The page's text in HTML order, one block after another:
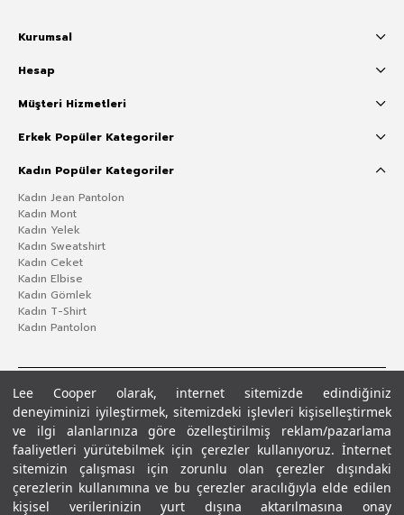
Lee Cooper olarak, internet sitemizde edindiğiniz
deneyiminizi iyileştirmek, sitemizdeki işlevleri kişiselleştirmek
ve ilgi alanlarınıza göre özelleştirilmiş reklam/pazarlama
faaliyetleri yürütebilmek için çerezler kullanıyoruz. İnternet
sitemizin çalışması için zorunlu olan çerezler dışındaki
çerezlerin kullanımına ve bu çerezler aracılığıyla elde edilen
kişisel verilerinizin yurt dışına aktarılmasına onay
Kurumsal
Hesap
Müşteri Hizmetleri
Erkek Popüler Kategoriler
Kadın Popüler Kategoriler
Kadın Jean Pantolon
Kadın Mont
Kadın Yelek
Kadın Sweatshirt
Kadın Ceket
Kadın Elbise
Kadın Gömlek
Kadın T-Shirt
Kadın Pantolon
Gizlilik PolitikasıÇerez Politikası KVKK Aydınlatma MetniŞartlar ve Koşullar
© 2026 Leecooper - Tüm Hakları Saklıdır.